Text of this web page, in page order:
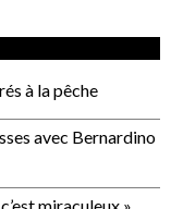
à la pêche
avec Bernardino
miraculeux »